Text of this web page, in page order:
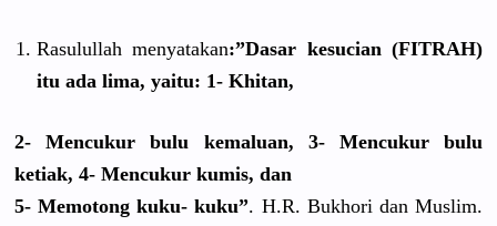
Rasulullah menyatakan:”Dasar kesucian (FITRAH)
itu ada lima, yaitu: 1- Khitan,
2- Mencukur bulu kemaluan, 3- Mencukur bulu
ketiak, 4- Mencukur kumis, dan
5- Memotong kuku- kuku”. H.R. Bukhori dan Muslim.